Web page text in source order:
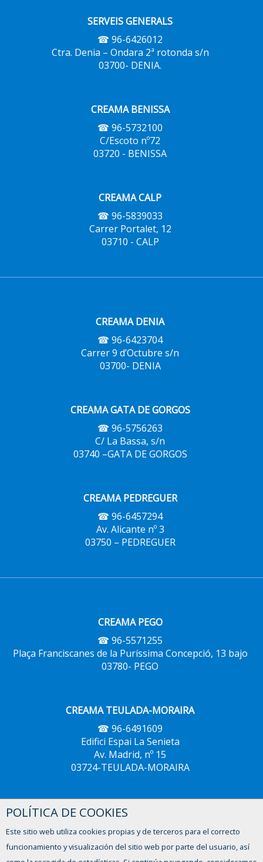
SERVEIS GENERALS
☎ 96-6426012
Ctra. Denia – Ondara 2ª rotonda s/n
03700- DENIA.
CREAMA BENISSA
☎ 96-5732100
C/Escoto nº72
03720 - BENISSA
CREAMA CALP
☎ 96-5839033
Carrer Portalet, 12
03710 - CALP
CREAMA DENIA
☎ 96-6423704
Carrer 9 d’Octubre s/n
03700- DENIA
CREAMA GATA DE GORGOS
☎ 96-5756263
C/ La Bassa, s/n
03740 –GATA DE GORGOS
CREAMA PEDREGUER
☎ 96-6457294
Av. Alicante nº 3
03750 – PEDREGUER
CREAMA PEGO
☎ 96-5571255
Plaça Franciscanes de la Puríssima Concepció, 13 bajo
03780- PEGO
CREAMA TEULADA-MORAIRA
☎ 96-6491609
Edifici Espai La Senieta
Av. Madrid, nº 15
03724-TEULADA-MORAIRA
CREAMA XÀBIA
☎ 96-5793604
Avinguda del Trenc d'Alba, 2,
POLÍTICA DE COOKIES
Este sitio web utiliza cookies propias y de terceros para el correcto
funcionamiento y visualización del sitio web por parte del usuario, así